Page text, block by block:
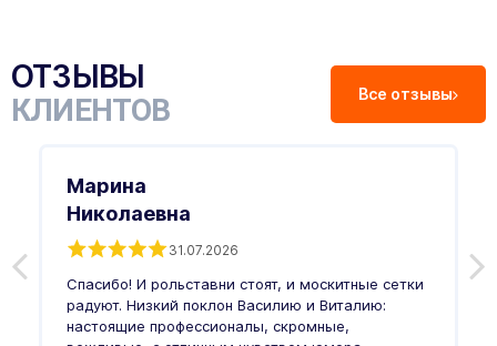
ОТЗЫВЫ
КЛИЕНТОВ Все отзывы
Марина
Николаевна
31.07.2026
Спасибо! И рольставни стоят, и москитные сетки
радуют. Низкий поклон Василию и Виталию:
настоящие профессионалы, скромные,